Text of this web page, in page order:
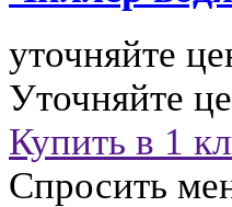
уточняйте
Уточняйте
Купить в 1
Спросить